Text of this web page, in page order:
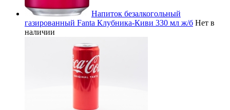
Напиток безалкогольный
газированный Fanta Клубника-Киви 330 мл ж/б Нет в
наличии